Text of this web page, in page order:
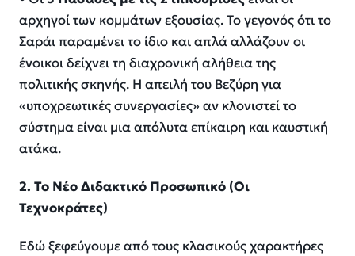
αρχηγοί των κομμάτων εξουσίας. Το γεγονός ότι το
Σαράι παραμένει το ίδιο και απλά αλλάζουν οι
ένοικοι δείχνει τη διαχρονική αλήθεια της
πολιτικής σκηνής. Η απειλή του Βεζύρη για
«υποχρεωτικές συνεργασίες» αν κλονιστεί το
σύστημα είναι μια απόλυτα επίκαιρη και καυστική
ατάκα.
2. Το Νέο Διδακτικό Προσωπικό (Οι
Τεχνοκράτες)
Εδώ ξεφεύγουμε από τους κλασικούς χαρακτήρες